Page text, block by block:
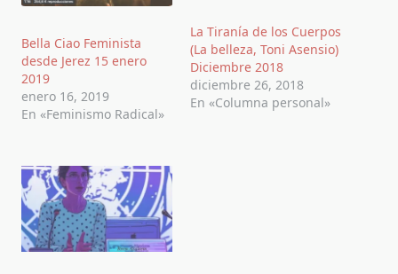
Bella Ciao Feminista
desde Jerez 15 enero
2019
enero 16, 2019
En «Feminismo Radical»
La Tiranía de los Cuerpos
(La belleza, Toni Asensio)
Diciembre 2018
diciembre 26, 2018
En «Columna personal»